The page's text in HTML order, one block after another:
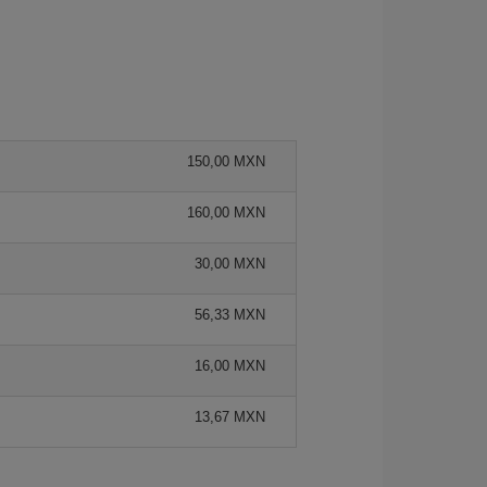
150,00 MXN
160,00 MXN
30,00 MXN
56,33 MXN
16,00 MXN
13,67 MXN